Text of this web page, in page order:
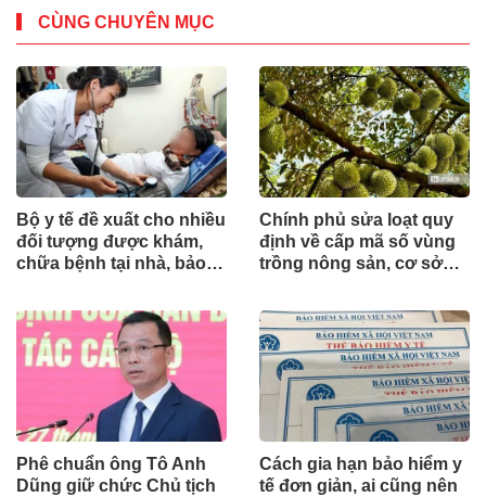
CÙNG CHUYÊN MỤC
Bộ y tế đề xuất cho nhiều
đối tượng được khám,
chữa bệnh tại nhà, bảo
Chính phủ sửa loạt quy
định về cấp mã số vùng
trồng nông sản, cơ sở
Phê chuẩn ông Tô Anh
Dũng giữ chức Chủ tịch
Cách gia hạn bảo hiểm y
tế đơn giản, ai cũng nên